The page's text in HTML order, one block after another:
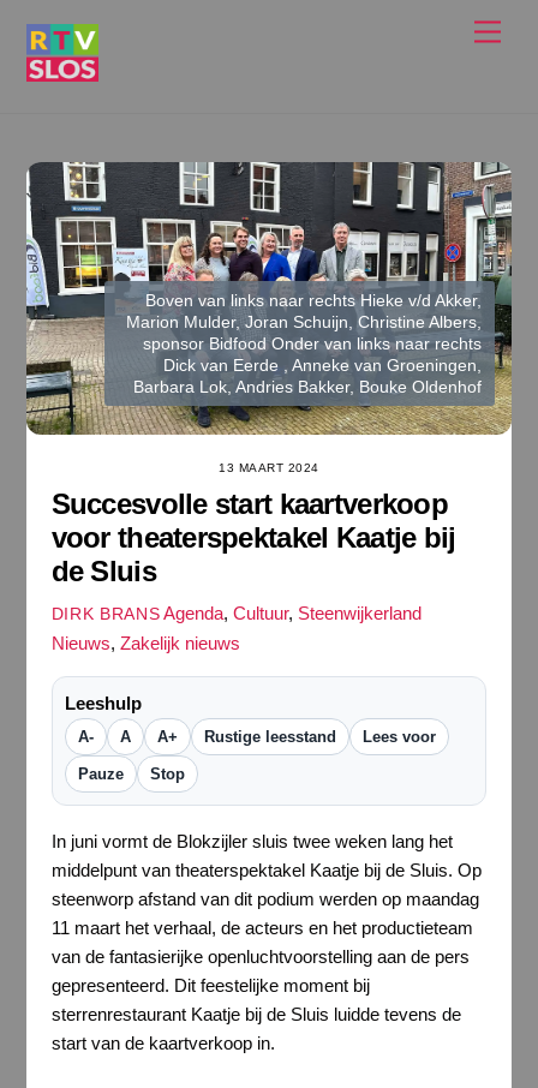
Boven van links naar rechts Hieke v/d Akker,
Marion Mulder, Joran Schuijn, Christine Albers,
sponsor Bidfood Onder van links naar rechts
Dick van Eerde , Anneke van Groeningen,
Barbara Lok, Andries Bakker, Bouke Oldenhof
13 MAART 2024
Succesvolle start kaartverkoop
voor theaterspektakel Kaatje bij
de Sluis
DIRK BRANS Agenda,Cultuur, Steenwijkerland
Nieuws, Zakelijk nieuws
Leeshulp
A- A A+ Rustige leesstand Lees voor
Pauze Stop
In juni vormt de Blokzijler sluis twee weken lang het
middelpunt van theaterspektakel Kaatje bij de Sluis. Op
steenworp afstand van dit podium werden op maandag
11 maart het verhaal, de acteurs en het productieteam
van de fantasierijke openluchtvoorstelling aan de pers
gepresenteerd. Dit feestelijke moment bij
sterrenrestaurant Kaatje bij de Sluis luidde tevens de
start van de kaartverkoop in.